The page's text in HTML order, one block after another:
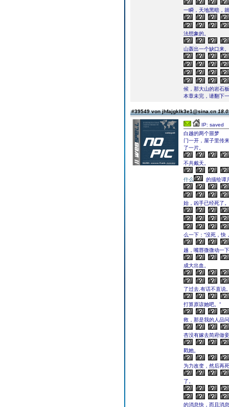
一瞬，天地黑暗，
法想象的。
山轰出一个缺口来。
候，那大山的岩石
本章未完，请翻下
#39549 von jhfajgklk3e1@sina.cn
IP: saved
白越的两个噩梦
门一开，屋子里传
了一片。
不共戴天。
什么 的描绘谭
始，凶手已经死了。
么一下：“没死，快
越，嘴唇微微动一
成大出血。
了过去,有话不直说
打算原谅她吧。”
救，那是我的人品
杏没有嫁去简府做
戳她。
为力改变，然后再
了。
的消息快，而且消